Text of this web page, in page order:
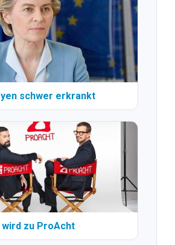
schwer erkrankt
zu ProAcht